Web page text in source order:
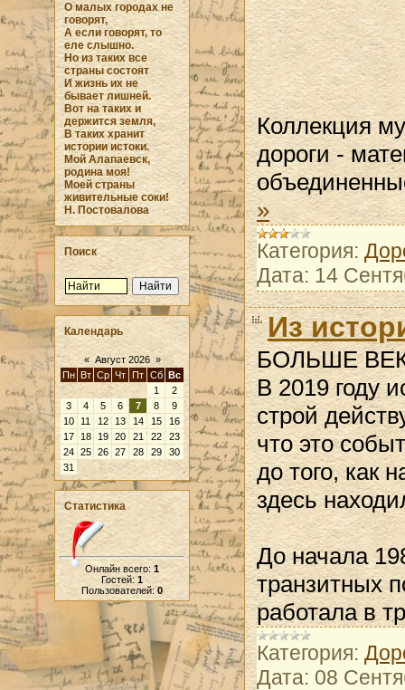
О малых городах не
говорят,
А если говорят, то
еле слышно.
Но из таких все
страны состоят
И жизнь их не
бывает лишней.
Вот на таких и
держится земля,
В таких хранит
истории истоки.
Мой Алапаевск,
родина моя!
Моей страны
живительные соки!
Н. Постовалова
Поиск
Календарь
« Август 2026 »
Пн
Вт Ср Чт Пт Сб
Вс
1
2
3
4 5 6 7 8
9
10
11 12 13 14 15
16
17
18 19 20 21 22
23
24 25 26 27 28 29
30
31
Статистика
Онлайн всего:1
Гостей: 1
Пользователей:0
Коллекция
дороги -
»
Категория:
Дата: 14
Из
БОЛЬШЕ
В 2019 году
строй
что это
до того, как
здесь
До начала
транзитных
работала в
Категория:
Дата: 08